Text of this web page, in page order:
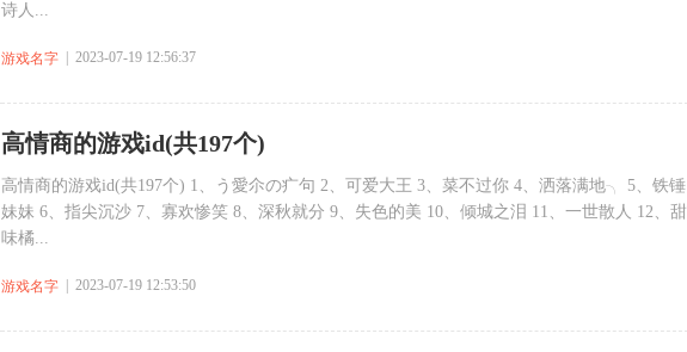
诗人...
游戏名字 | 2023-07-19 12:56:37
​高情商的游戏id(共197个)
高情商的游戏id(共197个) 1、う愛尒の疒句 2、可爱大王 3、菜不过你 4、洒落满地╮ 5、铁锤
妹妹 6、指尖沉沙 7、寡欢惨笑 8、深秋就分 9、失色的美 10、倾城之泪 11、一世散人 12、甜
味橘...
游戏名字 | 2023-07-19 12:53:50